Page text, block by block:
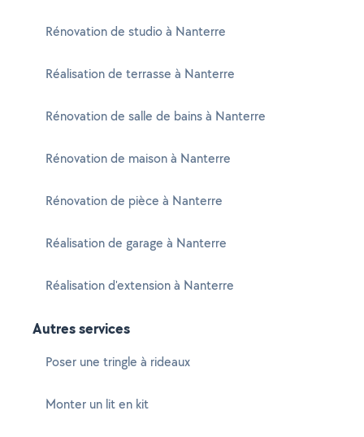
Rénovation de studio à Nanterre
Réalisation de terrasse à Nanterre
Rénovation de salle de bains à Nanterre
Rénovation de maison à Nanterre
Rénovation de pièce à Nanterre
Réalisation de garage à Nanterre
Réalisation d'extension à Nanterre
Autres services
Poser une tringle à rideaux
Monter un lit en kit